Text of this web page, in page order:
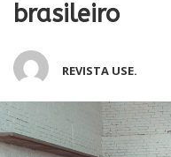
brasileiro
REVISTA USE.